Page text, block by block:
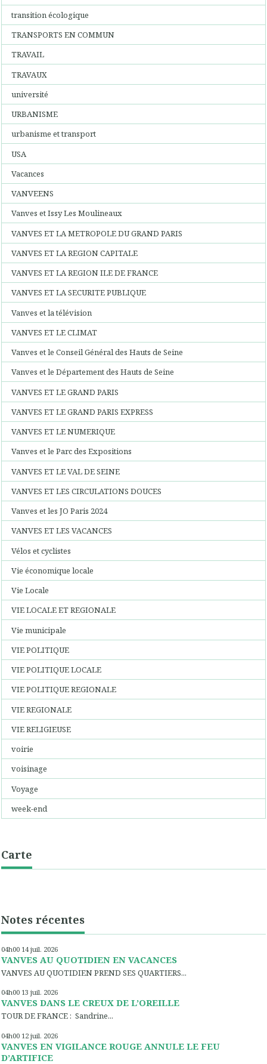
transition écologique
TRANSPORTS EN COMMUN
TRAVAIL
TRAVAUX
université
URBANISME
urbanisme et transport
USA
Vacances
VANVEENS
Vanves et Issy Les Moulineaux
VANVES ET LA METROPOLE DU GRAND PARIS
VANVES ET LA REGION CAPITALE
VANVES ET LA REGION ILE DE FRANCE
VANVES ET LA SECURITE PUBLIQUE
Vanves et la télévision
VANVES ET LE CLIMAT
Vanves et le Conseil Général des Hauts de Seine
Vanves et le Département des Hauts de Seine
VANVES ET LE GRAND PARIS
VANVES ET LE GRAND PARIS EXPRESS
VANVES ET LE NUMERIQUE
Vanves et le Parc des Expositions
VANVES ET LE VAL DE SEINE
VANVES ET LES CIRCULATIONS DOUCES
Vanves et les JO Paris 2024
VANVES ET LES VACANCES
Vélos et cyclistes
Vie économique locale
Vie Locale
VIE LOCALE ET REGIONALE
Vie municipale
VIE POLITIQUE
VIE POLITIQUE LOCALE
VIE POLITIQUE REGIONALE
VIE REGIONALE
VIE RELIGIEUSE
voirie
voisinage
Voyage
week-end
Carte
Notes récentes
04h00 14 juil. 2026
VANVES AU QUOTIDIEN EN VACANCES
VANVES AU QUOTIDIEN PREND SES QUARTIERS...
04h00 13 juil. 2026
VANVES DANS LE CREUX DE L’OREILLE
TOUR DE FRANCE : Sandrine...
04h00 12 juil. 2026
VANVES EN VIGILANCE ROUGE ANNULE LE FEU
D’ARTIFICE